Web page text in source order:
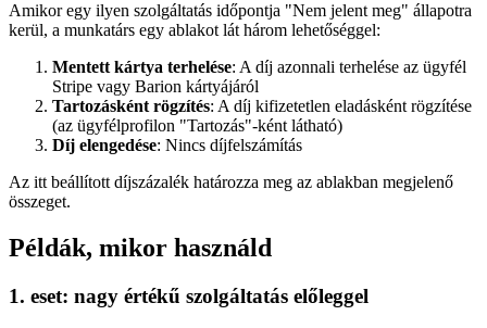
Amikor egy ilyen szolgáltatás időpontja "Nem jelent meg" állapotra
kerül, a munkatárs egy ablakot lát három lehetőséggel:
Mentett kártya terhelése: A díj azonnali terhelése az ügyfél
Stripe vagy Barion kártyájáról
Tartozásként rögzítés: A díj kifizetetlen eladásként rögzítése
(az ügyfélprofilon "Tartozás"-ként látható)
Díj elengedése: Nincs díjfelszámítás
Az itt beállított díjszázalék határozza meg az ablakban megjelenő
összeget.
Példák, mikor használd
1. eset: nagy értékű szolgáltatás előleggel